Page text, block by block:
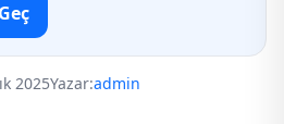
2025Yazar:admin